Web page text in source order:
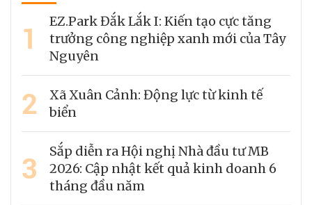
1
EZ.Park Đắk Lắk I: Kiến tạo cực tăng
trưởng công nghiệp xanh mới của Tây
Nguyên
2
Xã Xuân Cảnh: Động lực từ kinh tế
biển
3
Sắp diễn ra Hội nghị Nhà đầu tư MB
2026: Cập nhật kết quả kinh doanh 6
tháng đầu năm